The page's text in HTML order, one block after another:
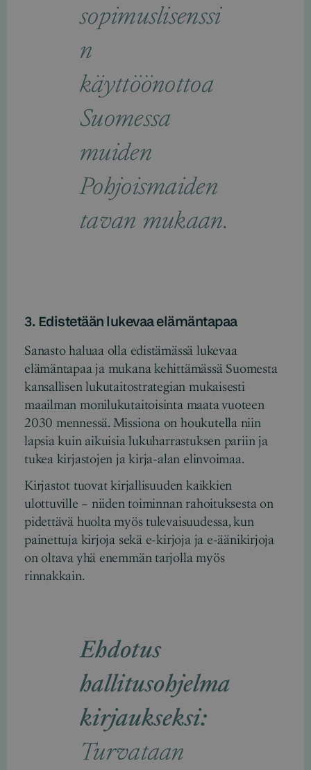
sopimuslisenssi
n
käyttöönottoa
Suomessa
muiden
Pohjoismaiden
tavan mukaan.
3. Edistetään lukevaa elämäntapaa
Sanasto haluaa olla edistämässä lukevaa
elämäntapaa ja mukana kehittämässä Suomesta
kansallisen lukutaitostrategian mukaisesti
maailman monilukutaitoisinta maata vuoteen
2030 mennessä. Missiona on houkutella niin
lapsia kuin aikuisia lukuharrastuksen pariin ja
tukea kirjastojen ja kirja-alan elinvoimaa.
Kirjastot tuovat kirjallisuuden kaikkien
ulottuville – niiden toiminnan rahoituksesta on
pidettävä huolta myös tulevaisuudessa, kun
painettuja kirjoja sekä e-kirjoja ja e-äänikirjoja
on oltava yhä enemmän tarjolla myös
rinnakkain.
Ehdotus
hallitusohjelma
kirjaukseksi:
Turvataan